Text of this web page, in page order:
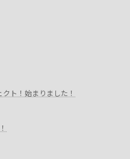
ト！始まりました！